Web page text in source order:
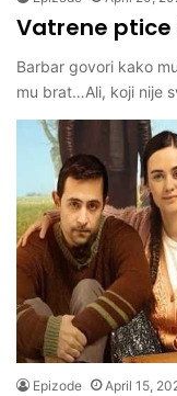
Vatrene ptice
Barbar govori kako
mu brat…Ali, koji nije
Epizode April 15,